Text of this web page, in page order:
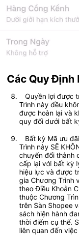
Các Quy Định
   Quyền lợi được trao cho Người Tham Gia theo Chương
Trình này đều
được hoàn lại và
Trình này SẼ
chuyển đổi thành
cấp lại với bất kỳ
hiệu lực và được
gia Chương Trình
theo Điều Khoản
thuộc Chương
trên Sàn Shopee
sách hiện hành
thời điểm cụ thể.
liên quan đến